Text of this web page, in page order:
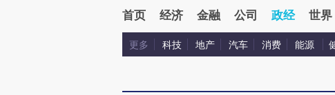
首页 经济 金融 公司 政经 世界
更多 科技 地产 汽车 消费 能源